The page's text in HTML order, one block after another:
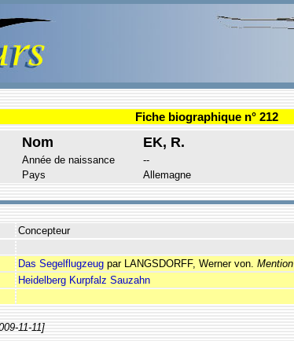
Fiche biographique n° 212
Nom EK, R.
Année de naissance
--
Pays
Allemagne
Concepteur
Das Segelflugzeug par LANGSDORFF, Werner von. Mention
Heidelberg Kurpfalz Sauzahn
11-11]